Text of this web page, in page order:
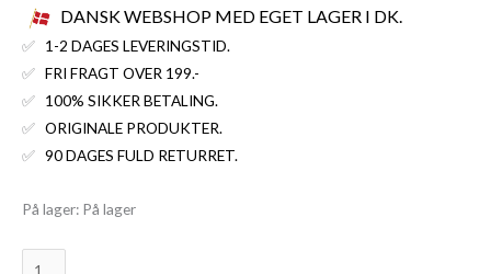
DANSK WEBSHOP MED EGET LAGER I DK.
✅ 1-2 DAGES LEVERINGSTID.
✅ FRI FRAGT OVER 199.-
✅ 100% SIKKER BETALING.
✅ ORIGINALE PRODUKTER.
✅ 90 DAGES FULD RETURRET.
På lager: På lager